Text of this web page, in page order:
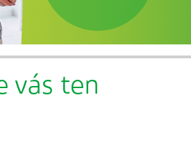
vás ten